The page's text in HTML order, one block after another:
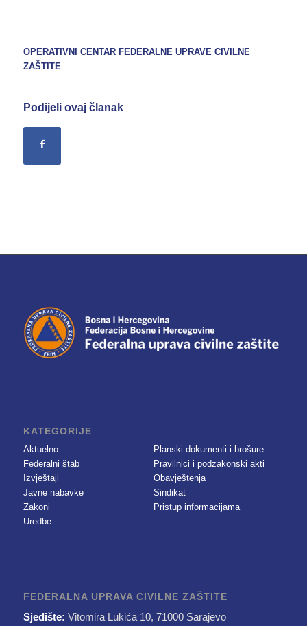
OPERATIVNI CENTAR FEDERALNE UPRAVE CIVILNE
ZAŠTITE
Podijeli ovaj članak
KATEGORIJE
Aktuelno
Federalni štab
Izvještaji
Javne nabavke
Zakoni
Uredbe
Planski dokumenti i brošure
Pravilnici i podzakonski akti
Obavještenja
Sindikat
Pristup informacijama
FEDERALNA UPRAVA CIVILNE ZAŠTITE
Sjedište: Vitomira Lukića 10, 71000 Sarajevo